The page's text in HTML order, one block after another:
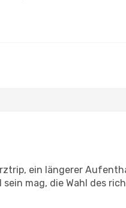
ein längerer
mag, die Wahl des